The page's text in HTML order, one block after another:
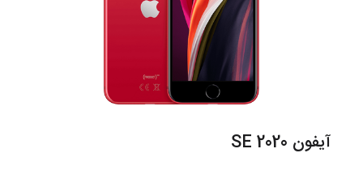
آیفون SE 2020